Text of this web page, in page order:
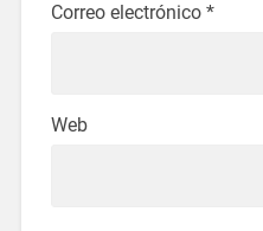
Correo electrónico *
Web